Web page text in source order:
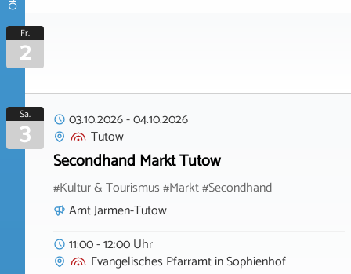
Fr.
2
Sa.
3 03.10.2026-04.10.2026
Tutow
Secondhand Markt Tutow
#Kultur & Tourismus #Markt #Secondhand
Amt Jarmen-Tutow
11:00 - 12:00 Uhr
Evangelisches PfarramtinSophienhof